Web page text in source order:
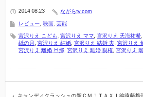
2014 08.23 ながらtv.com
レビュー 映画 芸能
宮沢りえ こども 宮沢りえ ママ 宮沢りえ 天海祐希
紙の月
宮沢りえ 結婚 宮沢りえ 結婚 夫 宮沢りえ
宮沢りえ 離婚 旦那 宮沢りえ 離婚 親権 宮沢りえ
キャンディクラッシュの新ＣＭ！ＴＡＸＩ編遠藤携